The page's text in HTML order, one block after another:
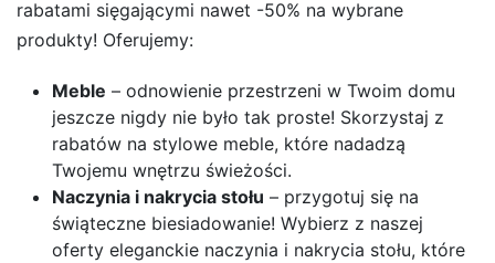
rabatami sięgającymi nawet -50% na wybrane
produkty! Oferujemy:
Meble – odnowienie przestrzeni w Twoim domu
jeszcze nigdy nie było tak proste! Skorzystaj z
rabatów na stylowe meble, które nadadzą
Twojemu wnętrzu świeżości.
Naczynia i nakrycia stołu – przygotuj się na
świąteczne biesiadowanie! Wybierz z naszej
oferty eleganckie naczynia i nakrycia stołu, które